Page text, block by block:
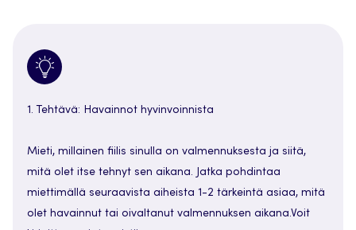
1. Tehtävä: Havainnot hyvinvoinnista
Mieti, millainen fiilis sinulla on valmennuksesta ja siitä,
mitä olet itse tehnyt sen aikana. Jatka pohdintaa
miettimällä seuraavista aiheista 1-2 tärkeintä asiaa, mitä
olet havainnut tai oivaltanut valmennuksen aikana.Voit